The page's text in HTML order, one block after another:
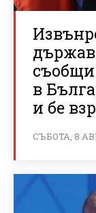
в
и бе
СЪБОТА, 8